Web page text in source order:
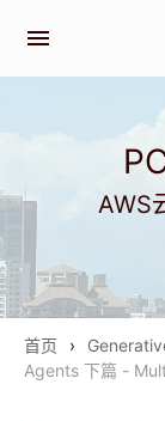
menu
AWS
首页 ›
Agents 下篇 -